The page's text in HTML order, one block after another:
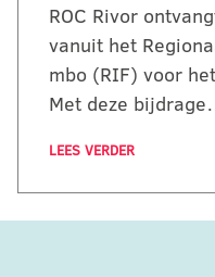
ROC Rivor
vanuit het
mbo (RIF) voor
Met deze
LEES VERDER